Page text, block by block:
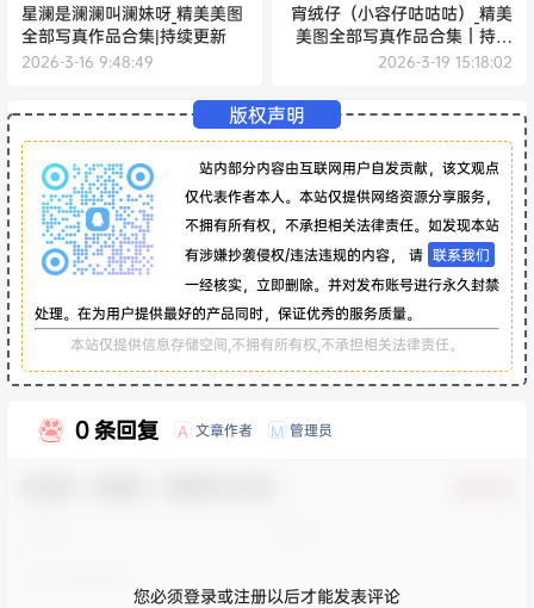
星澜是澜澜叫澜妹呀_精美美图
全部写真作品合集|持续更新
2026-3-16 9:48:49
宵绒仔（小容仔咕咕咕）_精美
美图全部写真作品合集｜持续
更新
2026-3-19 15:18:02
版权声明
站内部分内容由互联网用户自发贡献，该文观点
仅代表作者本人。本站仅提供网络资源分享服务，
不拥有所有权，不承担相关法律责任。如发现本站
有涉嫌抄袭侵权/违法违规的内容， 请 联系我们
一经核实，立即删除。并对发布账号进行永久封禁
处理。在为用户提供最好的产品同时，保证优秀的服务质量。
本站仅提供信息存储空间,不拥有所有权,不承担相关法律责任。
0 条回复 A 文章作者 M 管理员
您必须登录或注册以后才能发表评论